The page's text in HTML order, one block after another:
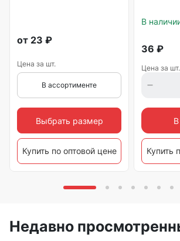
от 23 ₽
Цена за шт.
В ассортименте
Выбрать размер
Купить по оптовой цене
В
36 ₽
Цена за шт.
Купить
Недавно